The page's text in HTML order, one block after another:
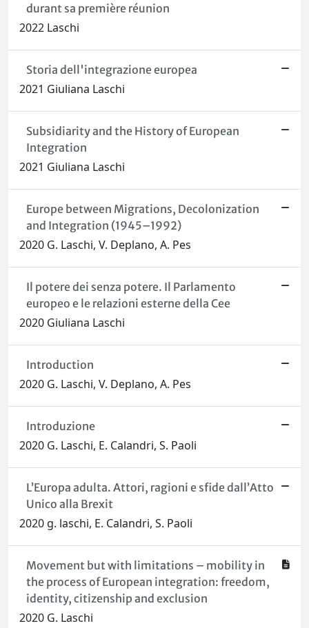
durant sa première réunion
2022 Laschi
Storia dell'integrazione europea
2021 Giuliana Laschi
Subsidiarity and the History of European
Integration
2021 Giuliana Laschi
Europe between Migrations, Decolonization
and Integration (1945–1992)
2020 G. Laschi, V. Deplano, A. Pes
Il potere dei senza potere. Il Parlamento
europeo e le relazioni esterne della Cee
2020 Giuliana Laschi
Introduction
2020 G. Laschi, V. Deplano, A. Pes
Introduzione
2020 G. Laschi, E. Calandri, S. Paoli
L’Europa adulta. Attori, ragioni e sfide dall’Atto
Unico alla Brexit
2020 g. laschi, E. Calandri, S. Paoli
Movement but with limitations – mobility in
the process of European integration: freedom,
identity, citizenship and exclusion
2020 G. Laschi